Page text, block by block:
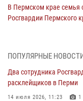
В Пермском крае семья
Росгвардии Пермского
юных спортсменов
03 августа 2026, 10:59
ПОПУЛЯРНЫЕ
Два сотрудника
расклейщиков в Перми
14 июля 2026, 11:23 1